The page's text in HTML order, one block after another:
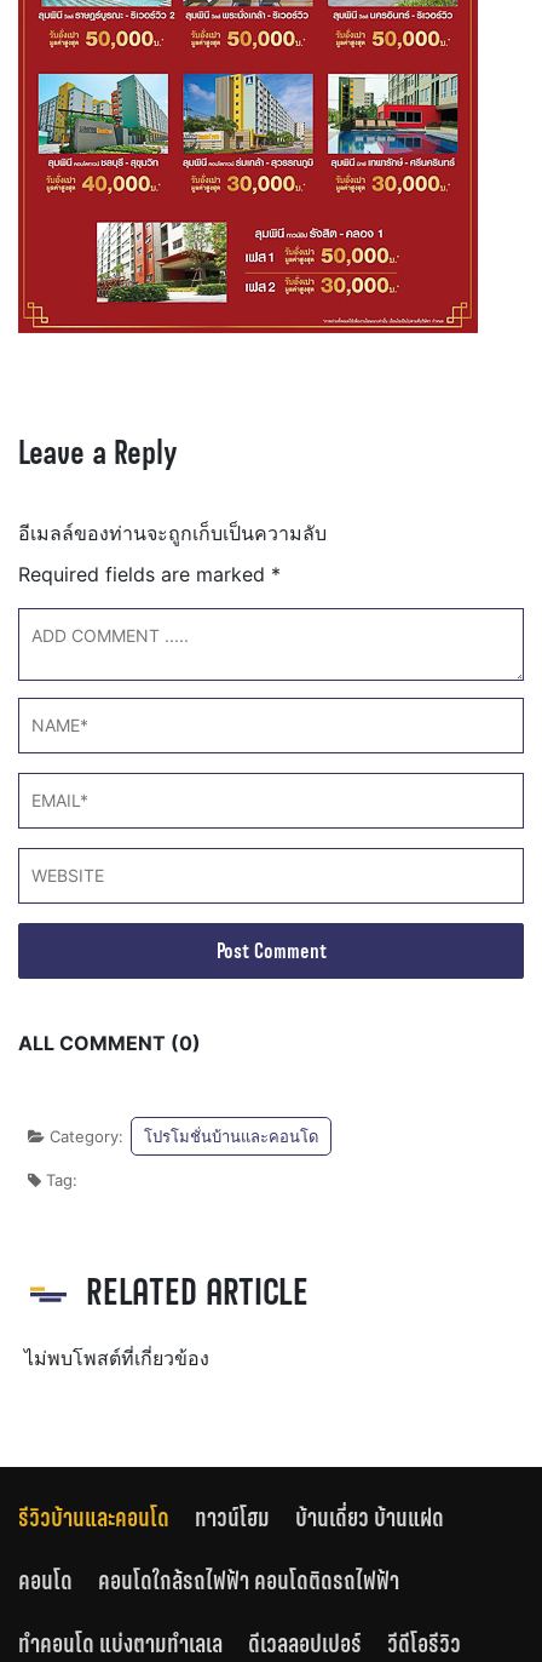
Leave a Reply
อีเมลล์ของท่านจะถูกเก็บเป็นความลับ
Required fields are marked *
ALL COMMENT (0)
Category: โปรโมชั่นบ้านและคอนโด
Tag:
RELATED ARTICLE
ไม่พบโพสต์ที่เกี่ยวข้อง
รีวิวบ้านและคอนโด ทาวน์โฮม
บ้านเดี่ยว บ้านแฝด
คอนโด
คอนโดใกล้รถไฟฟ้า คอนโดติดรถไฟฟ้า
ทำคอนโด แบ่งตามทำเลเล
ดีเวลลอปเปอร์ วีดีโอรีวิว